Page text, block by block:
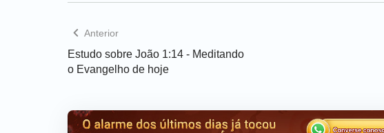
Anterior
Estudo sobre João 1:14 - Meditando
o Evangelho de hoje